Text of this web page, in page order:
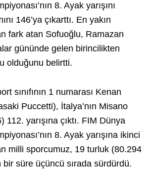
8. Ayak yarışını
146’ya çıkarttı. En yakın
fark atan Sofuoğlu, Ramazan
gününde gelen birincilikten
olduğunu belirtti.
sınıfının 1 numarası Kenan
Puccetti), İtalya’nın Misano
112. yarışına çıktı. FIM Dünya
8. Ayak yarışına ikinci
milli sporcumuz, 19 turluk (80.294
bir süre üçüncü sırada sürdürdü.